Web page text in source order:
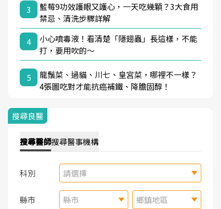
3
藍莓9功效護眼又護心，一天吃幾顆？3大食用
禁忌、清洗步驟詳解
4
小心噴毒液！看清楚「隱翅蟲」長這樣，不能
打，要用吹的～
5
龍鬚菜、過貓、川七、皇宮菜，哪裡不一樣？
4張圖吃對才能抗癌補鐵、降膽固醇！
搜尋良醫
搜尋醫師搜尋醫事機構
科別 請選擇
縣市 縣市 鄉鎮地區